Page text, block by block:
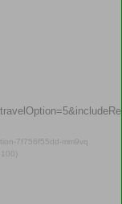
7f756f55dd-mm9vq